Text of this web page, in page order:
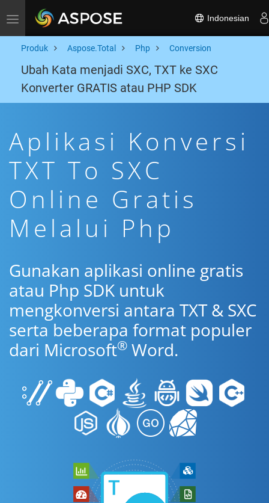
Toggle navigation Indonesian
Produk Aspose.Total Php Conversion
Ubah Kata menjadi SXC, TXT ke SXC
Konverter GRATIS atau PHP SDK
Aplikasi Konversi
TXT To SXC
Online Gratis
Melalui Php
Gunakan aplikasi online gratis
atau Php SDK untuk
mengkonversi antara TXT & SXC
serta beberapa format populer
dari Microsoft® Word.